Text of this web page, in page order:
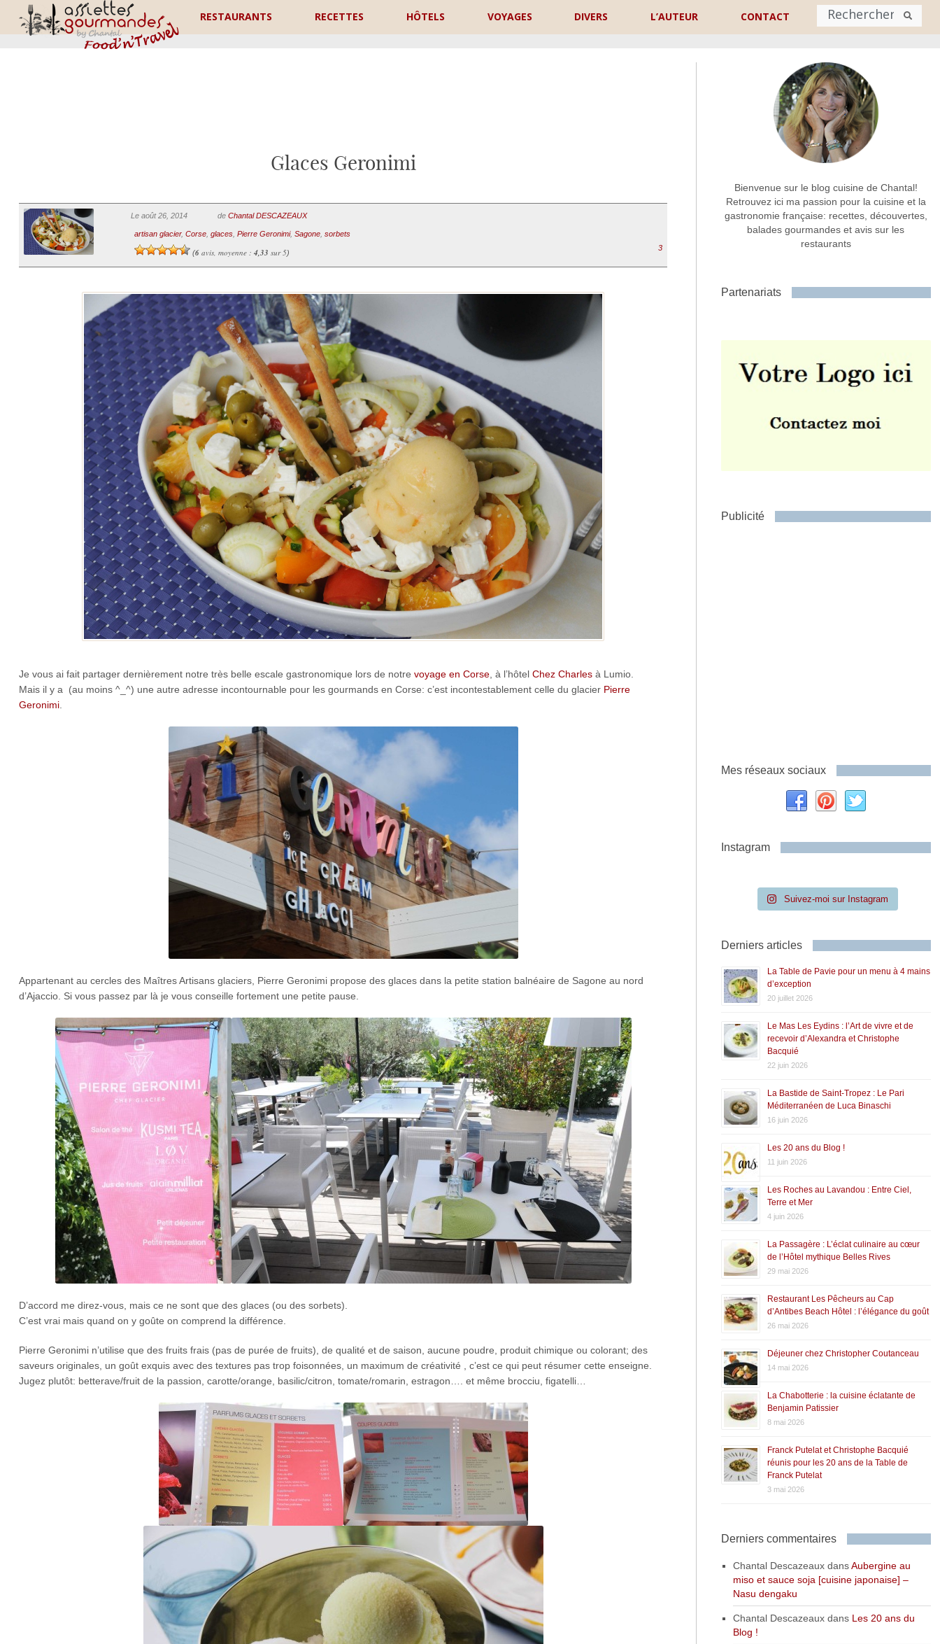
RESTAURANTS RECETTES HÔTELS VOYAGES DIVERS L’AUTEUR CONTACT
Nom
Commentaire ou message *
Glaces Geronimi
Le août 26, 2014 de Chantal DESCAZEAUX
artisan glacier, Corse, glaces, Pierre Geronimi, Sagone, sorbets
(6avis, moyenne : 4,33 sur 5)
3
Je vous ai fait partager dernièrement notre très belle escale gastronomique lors de notre voyage en Corse, à l’hôtel Chez Charlesà Lumio.
Mais il y a (au moins ^_^) une autre adresse incontournable pour les gourmands en Corse: c’est incontestablement celle du glacier Pierre
Geronimi.
Appartenant au cercles des Maîtres Artisans glaciers, Pierre Geronimi propose des glaces dans la petite station balnéaire de Sagone au nord
d’Ajaccio. Si vous passez par là je vous conseille fortement une petite pause.
D’accord me direz-vous, mais ce ne sont que des glaces (ou des sorbets).
C’est vrai mais quand on y goûte on comprend la différence.
Pierre Geronimi n’utilise que des fruits frais (pas de purée de fruits), de qualité et de saison, aucune poudre, produit chimique ou colorant; des
saveurs originales, un goût exquis avec des textures pas trop foisonnées, un maximum de créativité , c’est ce qui peut résumer cette enseigne.
Jugez plutôt: betterave/fruit de la passion, carotte/orange, basilic/citron, tomate/romarin, estragon…. et même brocciu, figatelli…
Bienvenue sur le blog cuisine de Chantal!
Retrouvez ici ma passion pour la cuisine et la
gastronomie française: recettes, découvertes,
balades gourmandes et avis sur les
restaurants
Partenariats
Publicité
Mes réseaux sociaux
Instagram
Suivez-moi sur Instagram
Derniers articles
La Table de Pavie pour un menu à 4 mains
d’exception
20 juillet 2026
Le Mas Les Eydins : l’Art de vivre et de
recevoir d’Alexandra et Christophe
Bacquié
22 juin 2026
La Bastide de Saint-Tropez : Le Pari
Méditerranéen de Luca Binaschi
16 juin 2026
Les 20 ans du Blog !
11 juin 2026
Les Roches au Lavandou : Entre Ciel,
Terre et Mer
4 juin 2026
La Passagère : L’éclat culinaire au cœur
de l’Hôtel mythique Belles Rives
29 mai 2026
Restaurant Les Pêcheurs au Cap
d’Antibes Beach Hôtel : l’élégance du goût
26 mai 2026
Déjeuner chez Christopher Coutanceau
14 mai 2026
La Chabotterie : la cuisine éclatante de
Benjamin Patissier
8 mai 2026
Franck Putelat et Christophe Bacquié
réunis pour les 20 ans de la Table de
Franck Putelat
3 mai 2026
Derniers commentaires
Chantal DescazeauxdansAubergine au
miso et sauce soja [cuisine japonaise] –
Nasu dengaku
Chantal Descazeauxdans Les 20 ans du
Blog !